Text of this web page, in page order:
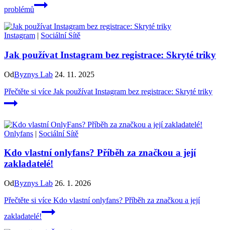
problémů
Instagram | Sociální Sítě
Jak používat Instagram bez registrace: Skryté triky
OdByznys Lab 24. 11. 2025
Přečtěte si více Jak používat Instagram bez registrace: Skryté triky
Onlyfans | Sociální Sítě
Kdo vlastní onlyfans? Příběh za značkou a její
zakladatelé!
OdByznys Lab 26. 1. 2026
Přečtěte si více Kdo vlastní onlyfans? Příběh za značkou a její
zakladatelé!